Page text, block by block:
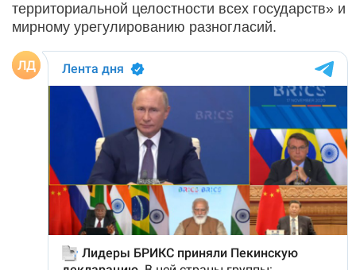
территориальной целостности всех государств» и
мирному урегулированию разногласий.